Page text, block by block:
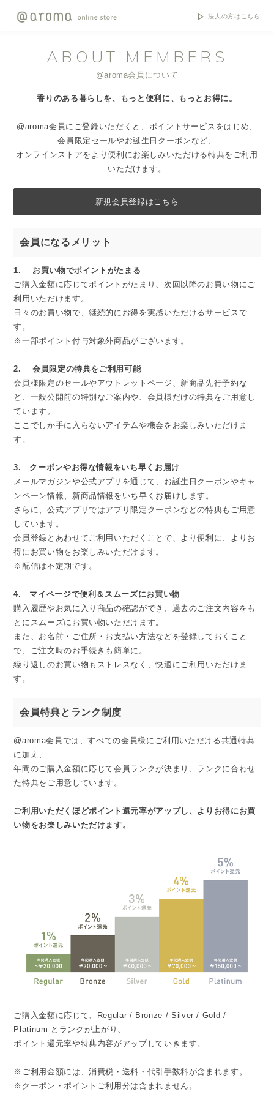
法人の方はこちら
ABOUT MEMBERS
@aroma会員について
香りのある暮らしを、もっと便利に、もっとお得に。
@aroma会員にご登録いただくと、ポイントサービスをはじめ、
会員限定セールやお誕生日クーポンなど、
オンラインストアをより便利にお楽しみいただける特典をご利用
いただけます。
新規会員登録はこちら
会員になるメリット
1. お買い物でポイントがたまる
ご購入金額に応じてポイントがたまり、次回以降のお買い物にご
利用いただけます。
日々のお買い物で、継続的にお得を実感いただけるサービスで
す。
※一部ポイント付与対象外商品がございます。
2. 会員限定の特典をご利用可能
会員様限定のセールやアウトレットページ、新商品先行予約な
ど、一般公開前の特別なご案内や、会員様だけの特典をご用意し
ています。
ここでしか手に入らないアイテムや機会をお楽しみいただけま
す。
3. クーポンやお得な情報をいち早くお届け
メールマガジンや公式アプリを通じて、お誕生日クーポンやキャ
ンペーン情報、新商品情報をいち早くお届けします。
さらに、公式アプリではアプリ限定クーポンなどの特典もご用意
しています。
会員登録とあわせてご利用いただくことで、より便利に、よりお
得にお買い物をお楽しみいただけます。
※配信は不定期です。
4. マイページで便利＆スムーズにお買い物
購入履歴やお気に入り商品の確認ができ、過去のご注文内容をも
とにスムーズにお買い物いただけます。
また、お名前・ご住所・お支払い方法などを登録しておくこと
で、ご注文時のお手続きも簡単に。
繰り返しのお買い物もストレスなく、快適にご利用いただけま
す。
会員特典とランク制度
@aroma会員では、すべての会員様にご利用いただける共通特典
に加え、
年間のご購入金額に応じて会員ランクが決まり、ランクに合わせ
た特典をご用意しています。
ご利用いただくほどポイント還元率がアップし、よりお得にお買
い物をお楽しみいただけます。
ご購入金額に応じて、Regular / Bronze / Silver / Gold /
Platinum とランクが上がり、
ポイント還元率や特典内容がアップしていきます。
※ご利用金額には、消費税・送料・代引手数料が含まれます。
※クーポン・ポイントご利用分は含まれません。